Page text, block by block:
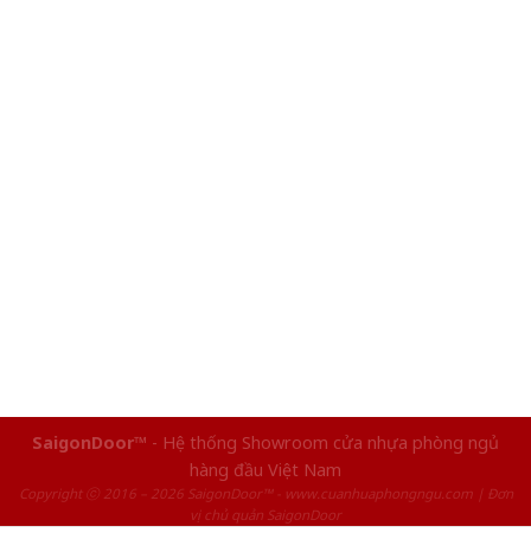
SaigonDoor™ - Hệ thống Showroom cửa nhựa phòng ngủ
hàng đầu Việt Nam
Copyright ⓒ 2016 – 2026 SaigonDoor™ - www.cuanhuaphongngu.com | Đơn
vị chủ quản SaigonDoor